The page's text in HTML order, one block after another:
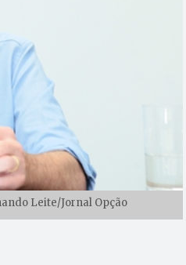
Leite/Jornal Opção